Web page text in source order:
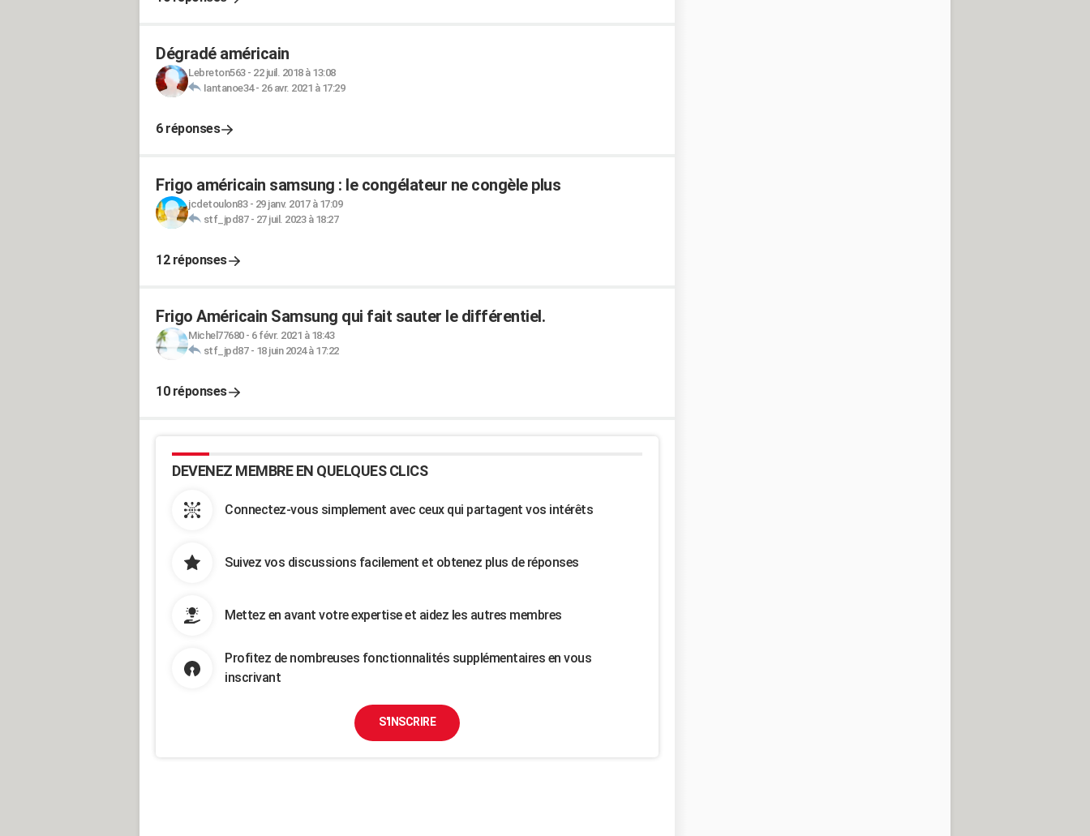
Dégradé américain
Lebreton563- 22 juil. 2018 à 13:08
Iantanoe34- 26 avr. 2021 à 17:29
6 réponses
Frigo américain samsung : le congélateur ne congèle plus
jcdetoulon83- 29 janv. 2017 à 17:09
stf_jpd87- 27 juil. 2023 à 18:27
12 réponses
Frigo Américain Samsung qui fait sauter le différentiel.
Michel77680- 6 févr. 2021 à 18:43
stf_jpd87- 18 juin 2024 à 17:22
10 réponses
DEVENEZ MEMBRE EN QUELQUES CLICS
Connectez-vous simplement avec ceux qui partagent vos intérêts
Suivez vos discussions facilement et obtenez plus de réponses
Mettez en avant votre expertise et aidez les autres membres
Profitez de nombreuses fonctionnalités supplémentaires en vous
inscrivant
S'INSCRIRE